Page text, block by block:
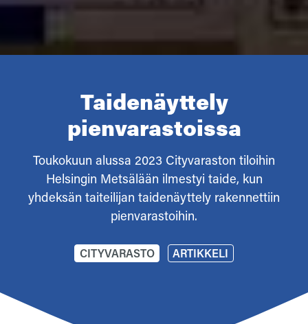
Taidenäyttely
pienvarastoissa
Toukokuun alussa 2023 Cityvaraston tiloihin
Helsingin Metsälään ilmestyi taide, kun
yhdeksän taiteilijan taidenäyttely rakennettiin
pienvarastoihin.
CITYVARASTO ARTIKKELI